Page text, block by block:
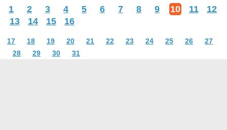
1 2 3 4 5 6 7 8 9 10 11
12
13
14 15 16
17 18 19 20 21 22 23 24 25 26
27
28
29 30 31